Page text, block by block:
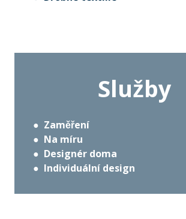
Služby
● Zaměření
● Na míru
● Designér doma
● Individuální design